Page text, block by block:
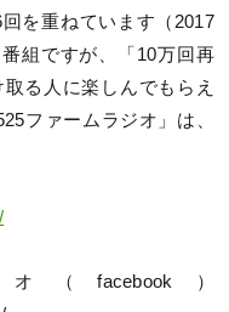
を重ねています（2017
組ですが、「10万回再
る人に楽しんでもらえ
ファームラジオ」は、
facebook）